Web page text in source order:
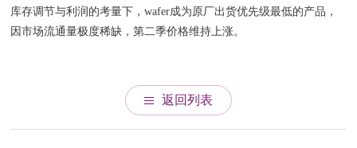
库存调节与利润的考量下，wafer成为原厂出货优先级最低的产品，
因市场流通量极度稀缺，第二季价格维持上涨。
返回列表